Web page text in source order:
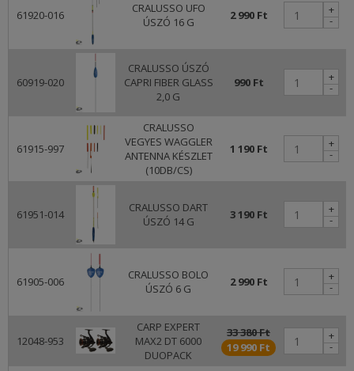
61920-016
CRALUSSO UFO
ÚSZÓ 16 G
2 990 Ft -
+
60919-020
CRALUSSO ÚSZÓ
CAPRI FIBER GLASS
2,0 G
990 Ft -
+
61915-997
CRALUSSO
VEGYES WAGGLER
ANTENNA KÉSZLET
(10DB/CS)
1 190 Ft -
+
61951-014
CRALUSSO DART
ÚSZÓ 14 G
3 190 Ft -
+
61905-006
CRALUSSO BOLO
ÚSZÓ 6 G
2 990 Ft -
+
12048-953
CARP EXPERT
MAX2 DT 6000
DUOPACK
33 380 Ft
19 990 Ft
-
+